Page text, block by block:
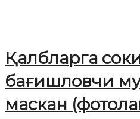
Қалбларга
бағишловчи
маскан